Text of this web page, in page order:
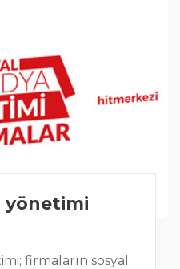
yönetimi
firmaların sosyal